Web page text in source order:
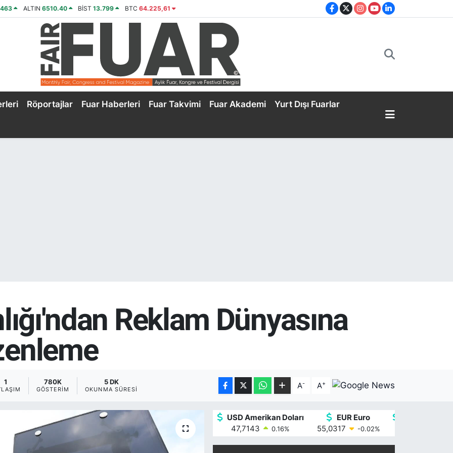
ALTIN 6510.40 BİST13.799 BTC 64.225,61
Röportajlar Fuar Haberleri Fuar Takvimi Fuar Akademi Yurt Dışı Fuarlar
Reklam Dünyasına
1 780K
GÖSTERIM
5 DK
OKUNMA SÜRESI A- A+
USD Amerikan Doları
47,7143
0.16%
EUR Euro
55,0317
-0.02%